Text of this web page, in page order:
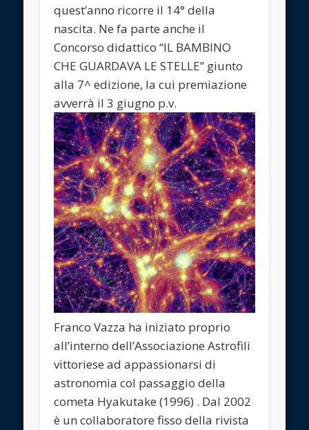
quest’anno ricorre il 14° della
nascita. Ne fa parte anche il
Concorso didattico “IL BAMBINO
CHE GUARDAVA LE STELLE” giunto
alla 7^ edizione, la cui premiazione
avverrà il 3 giugno p.v.
Franco Vazza ha iniziato proprio
all’interno dell’Associazione Astrofili
vittoriese ad appassionarsi di
astronomia col passaggio della
cometa Hyakutake (1996) . Dal 2002
è un collaboratore fisso della rivista